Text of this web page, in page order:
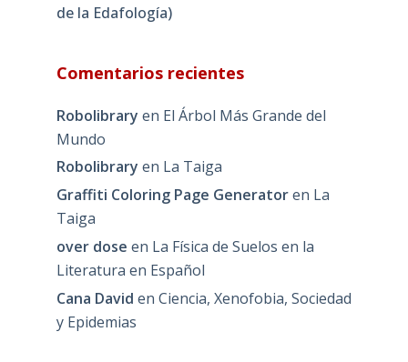
de la Edafología)
Comentarios recientes
Robolibrary en El Árbol Más Grande del
Mundo
Robolibrary en La Taiga
Graffiti Coloring Page Generatoren La
Taiga
over dose en La Física de Suelos en la
Literatura en Español
Cana David en Ciencia, Xenofobia, Sociedad
y Epidemias